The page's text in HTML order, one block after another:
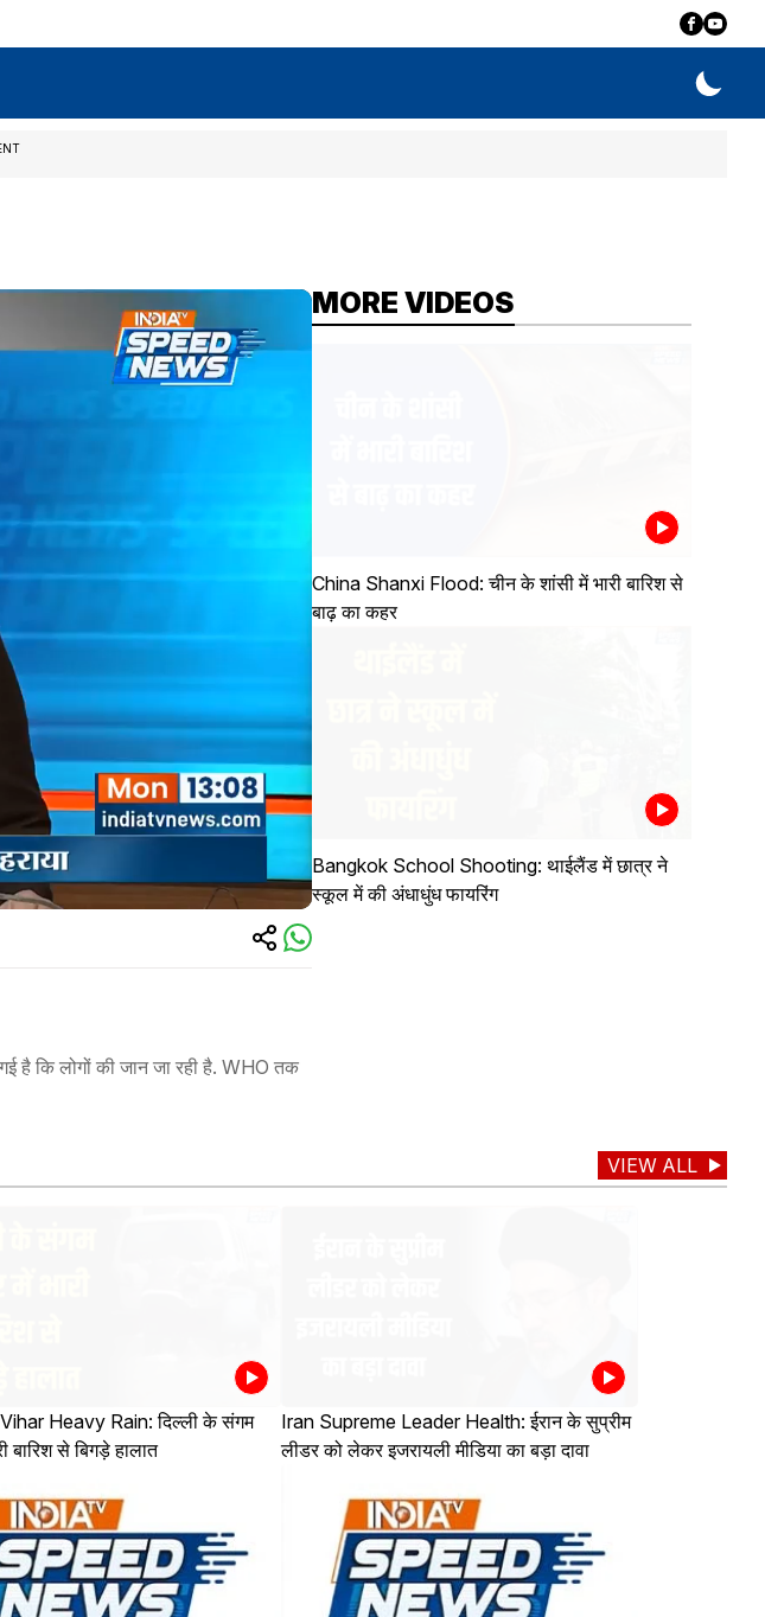
गई है कि लोगों की जान जा रही है. WHO तक
MORE VIDEOS
China Shanxi Flood: चीन के शांसी में भारी बारिश से
बाढ़ का कहर
Bangkok School Shooting: थाईलैंड में छात्र ने
स्कूल में की अंधाधुंध फायरिंग
VIEW ALL
Heavy Rain: दिल्ली के संगम
बारिश से बिगड़े हालात
Iran Supreme Leader Health: ईरान के सुप्रीम
लीडर को लेकर इजरायली मीडिया का बड़ा दावा